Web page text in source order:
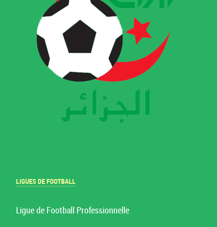
LIGUES DE FOOTBALL
Ligue de Football Professionnelle